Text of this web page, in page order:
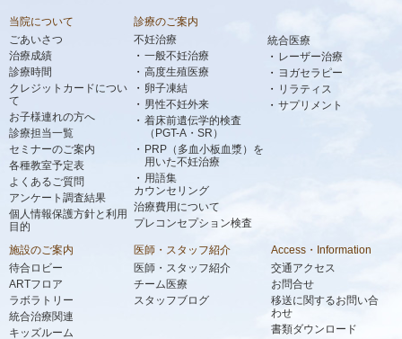
当院について
ごあいさつ
治療成績
診療時間
クレジットカードについ
て
お子様連れの方へ
診療担当一覧
セミナーのご案内
各種教室予定表
よくあるご質問
アンケート調査結果
個人情報保護方針と利用
目的
診療のご案内
不妊治療
一般不妊治療
高度生殖医療
卵子凍結
男性不妊外来
着床前遺伝学的検査
（PGT-A・SR）
PRP（多血小板血漿）を
用いた不妊治療
用語集
カウンセリング
治療費用について
プレコンセプション検査
統合医療
レーザー治療
ヨガセラピー
リラティス
サプリメント
施設のご案内
待合ロビー
ARTフロア
ラボラトリー
統合治療関連
キッズルーム
医師・スタッフ紹介
医師・スタッフ紹介
チーム医療
スタッフブログ
Access・Information
交通アクセス
お問合せ
移送に関するお問い合
わせ
書類ダウンロード